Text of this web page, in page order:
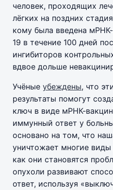
человек, проходящих
лёгких на поздних
кому была введена
19 в течение 100 дней
ингибиторов
вдвое дольше
Учёные убеждены, что
результаты помогут
ключ в виде мРНК-
иммунный ответ у
основано на том, что
уничтожает многие виды
как они становятся
опухоли развивают
ответ, используя